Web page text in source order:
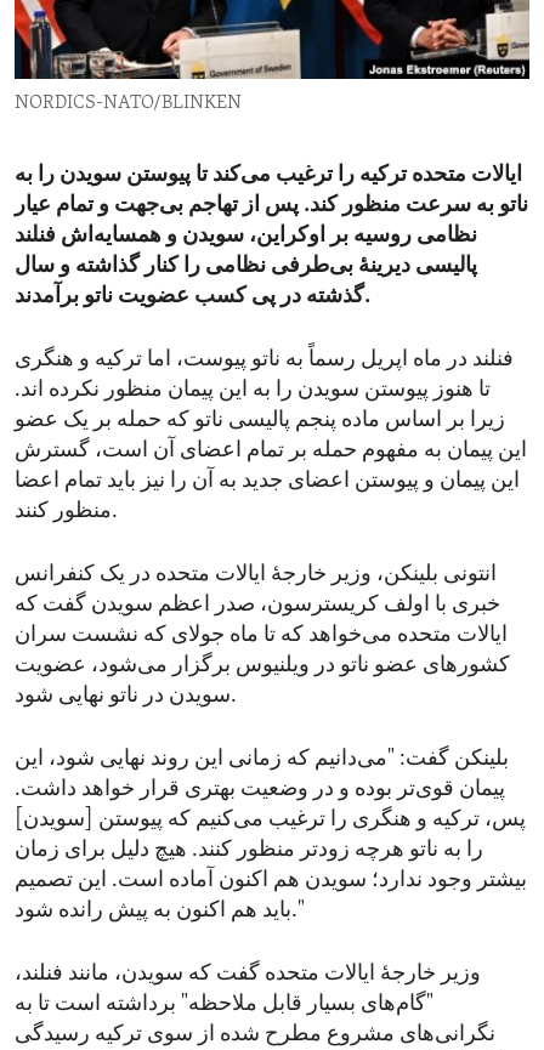
ENVIRONMENT AND HEALTH
IDEALS AND INSTITUTIONS
NORDICS-NATO/BLINKEN
ایالات متحده ترکیه را ترغیب می‌کند تا پیوستن سویدن را به
ناتو به سرعت منظور کند. پس از تهاجم بی‌جهت و تمام عیار
نظامی روسیه بر اوکراین،‌ سویدن و همسایه‌اش فنلند
پالیسی دیرینهٔ بی‌طرفی نظامی را کنار گذاشته و سال
گذشته در پی کسب عضویت ناتو برآمدند.
فنلند در ماه اپریل رسماً به ناتو پیوست، اما ترکیه و هنگری
تا هنوز پیوستن سویدن را به این پیمان منظور نکرده اند.
زیرا بر اساس ماده پنجم پالیسی ناتو که حمله بر یک عضو
این پیمان به مفهوم حمله بر تمام اعضای آن است، گسترش
این پیمان و پیوستن اعضای جدید به آن را نیز باید تمام اعضا
منظور کنند.
انتونی بلینکن، وزیر خارجهٔ ایالات متحده در یک کنفرانس
خبری با اولف کریسترسون، صدر اعظم سویدن گفت که
ایالات متحده می‌خواهد که تا ماه جولای که نشست سران
کشورهای عضو ناتو در ویلنیوس برگزار می‌شود، عضویت
سویدن در ناتو نهایی شود.
بلینکن گفت: "می‌دانیم که زمانی این روند نهایی شود، این
پیمان قوی‌تر بوده و در وضعیت بهتری قرار خواهد داشت.
پس، ترکیه و هنگری را ترغیب می‌‌کنیم که پیوستن [سویدن]
را به ناتو هرچه زودتر منظور کنند. هیچ دلیل برای زمان
بیشتر وجود ندارد؛ سویدن هم اکنون آماده است. این تصمیم
باید هم اکنون به پیش رانده شود."
وزیر خارجهٔ ایالات متحده گفت که سویدن، مانند فنلند،
"گام‌های بسیار قابل ملاحظه" برداشته است تا به
نگرانی‌های مشروع مطرح شده از سوی ترکیه رسیدگی